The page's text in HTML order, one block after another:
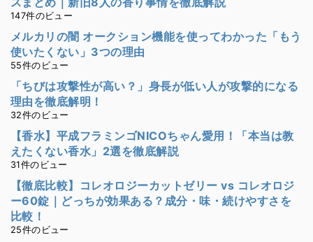
147件のビュー
メルカリの闇 オークション機能を使ってわかった「もう
使いたくない」3つの理由
55件のビュー
「ちびは攻撃性が高い？」身長が低い人が攻撃的になる
理由を徹底解明！
32件のビュー
【香水】平成フラミンゴNICOちゃん愛用！「本当は教
えたくない香水」2選を徹底解説
31件のビュー
【徹底比較】コレオロジーカットゼリー vs コレオロジ
ー60錠｜どっちが効果ある？成分・味・続けやすさを
比較！
25件のビュー